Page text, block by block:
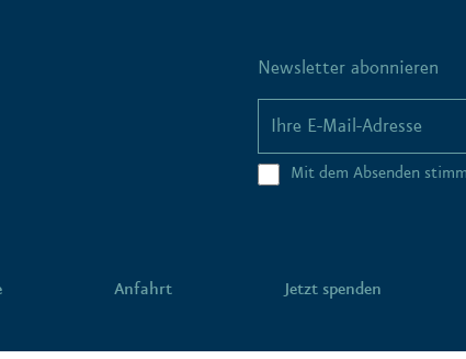
Newsletter abonnieren
Mit dem Absenden
Anfahrt Jetzt spenden